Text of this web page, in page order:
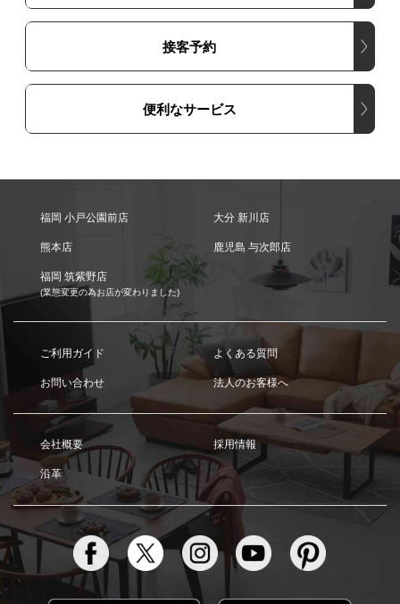
接客予約
便利なサービス
福岡 小戸公園前店 大分 新川店
熊本店 鹿児島 与次郎店
福岡 筑紫野店
(業態変更の為お店が変わりました)
ご利用ガイド よくある質問
お問い合わせ 法人のお客様へ
会社概要 採用情報
沿革